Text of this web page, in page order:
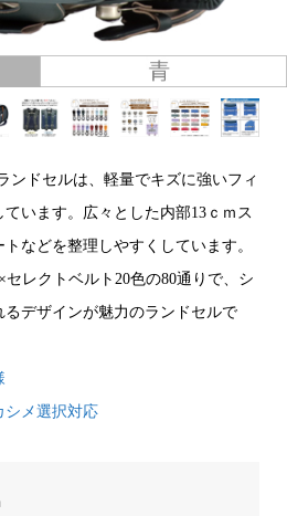
ンドセルは、軽量でキズに強いフィ
います。広々とした内部13ｃｍス
などを整理しやすくしています。
レクトベルト20色の80通りで、シ
デザインが魅力のランドセルで
メ選択対応